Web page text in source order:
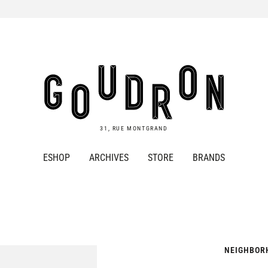
Store
31, RUE MONTGRAND
ESHOP ARCHIVES STORE BRANDS